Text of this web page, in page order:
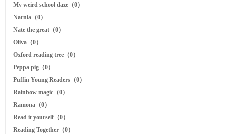
My weird school daze（0）
Narnia（0）
Nate the great（0）
Oliva（0）
Oxford reading tree（0）
Peppa pig（0）
Puffin Young Readers（0）
Rainbow magic（0）
Ramona（0）
Read it yourself（0）
Reading Together（0）